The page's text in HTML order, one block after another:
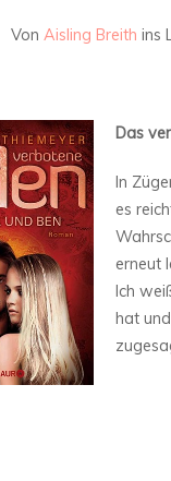
Von Aisling Breith ins
Das
In
es
erneut
Ich
hat